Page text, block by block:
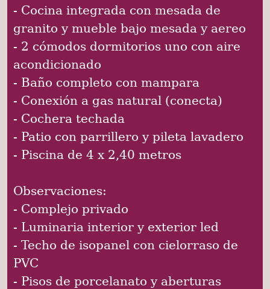
- Cocina integrada con mesada de
granito y mueble bajo mesada y aereo
- 2 cómodos dormitorios uno con aire
acondicionado
- Baño completo con mampara
- Conexión a gas natural (conecta)
- Cochera techada
- Patio con parrillero y pileta lavadero
- Piscina de 4 x 2,40 metros
Observaciones:
- Complejo privado
- Luminaria interior y exterior led
- Techo de isopanel con cielorraso de
PVC
- Pisos de porcelanato y aberturas